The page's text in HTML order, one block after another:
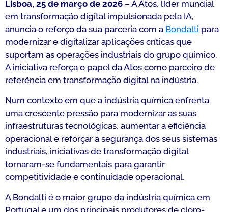
Lisboa, 25 de março de 2026 – A Atos, líder mundial
em transformação digital impulsionada pela IA,
anuncia o reforço da sua parceria com a Bondalti para
modernizar e digitalizar aplicações críticas que
suportam as operações industriais do grupo químico.
A iniciativa reforça o papel da Atos como parceiro de
referência em transformação digital na indústria.
Num contexto em que a indústria química enfrenta
uma crescente pressão para modernizar as suas
infraestruturas tecnológicas, aumentar a eficiência
operacional e reforçar a segurança dos seus sistemas
industriais, iniciativas de transformação digital
tornaram-se fundamentais para garantir
competitividade e continuidade operacional.
A Bondalti é o maior grupo da indústria química em
Portugal e um dos principais produtores de cloro-